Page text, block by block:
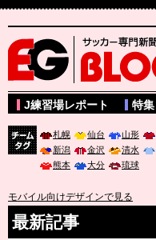
サッカー専門新聞ELGOLAZO
J練習場レポート 特集
札幌 仙台 山形
新潟
金沢 清水
熊本
大分 琉球
モバイル向けデザインで見る
最新記事